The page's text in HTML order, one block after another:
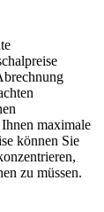
maximale
können Sie
zu müssen.